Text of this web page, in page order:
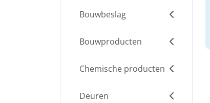
Bouwbeslag
Bouwproducten
Chemische producten
Deuren